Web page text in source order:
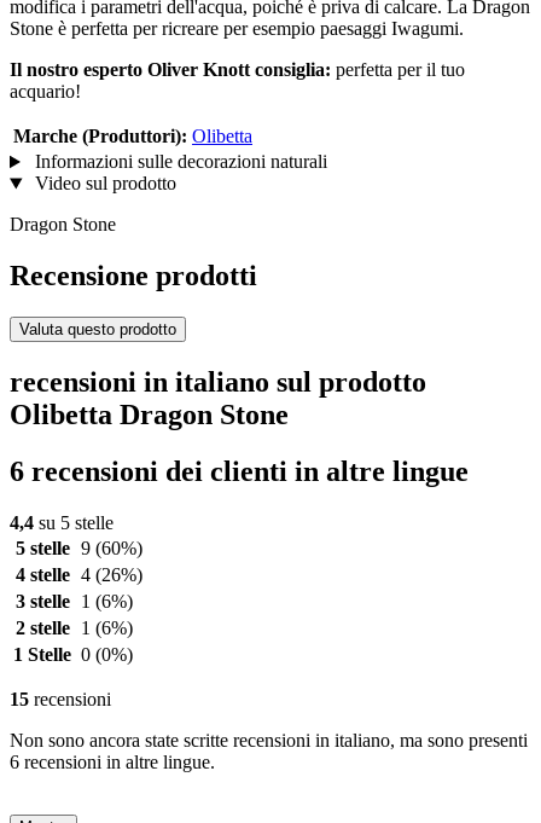
modifica i parametri dell'acqua, poiché è priva di calcare. La Dragon
Stone è perfetta per ricreare per esempio paesaggi Iwagumi.
Il nostro esperto Oliver Knott consiglia: perfetta per il tuo
acquario!
Marche (Produttori): Olibetta
Informazioni sulle decorazioni naturali
Video sul prodotto
Dragon Stone
Recensione prodotti
Valuta questo prodotto
recensioni in italiano sul prodotto
Olibetta Dragon Stone
6 recensioni dei clienti in altre lingue
4,4 su 5 stelle
5 stelle 9 (60%)
4 stelle 4 (26%)
3 stelle
1 (6%)
2 stelle
1 (6%)
1 Stelle 0 (0%)
15 recensioni
Non sono ancora state scritte recensioni in italiano, ma sono presenti
6 recensioni in altre lingue.